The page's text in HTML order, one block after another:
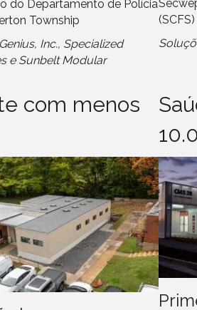
do Departamento de Polícia
Township
Inc., Specialized
e Sunbelt Modular
(SCFS)
com menos